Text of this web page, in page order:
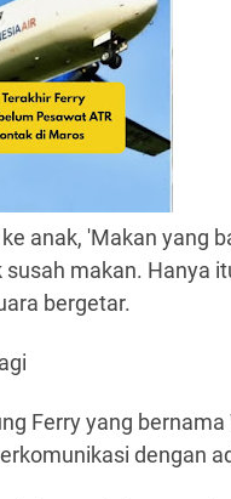
anak, 'Makan yang
makan. Hanya
bergetar.
Ferry yang bernama
dengan